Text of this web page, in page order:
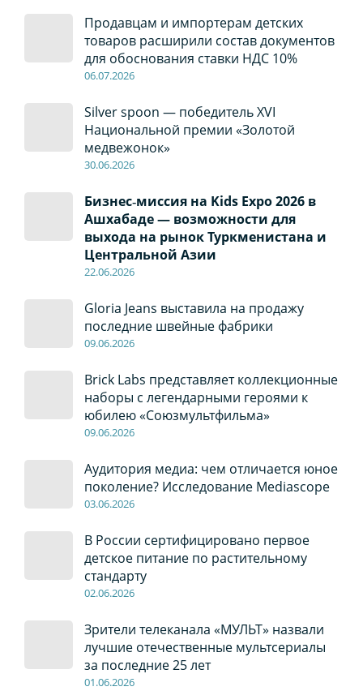
Продавцам и импортерам детских
товаров расширили состав документов
для обоснования ставки НДС 10%
06.07.2026
Silver spoon — победитель XVI
Национальной премии «Золотой
медвежонок»
30.06.2026
Бизнес‑миссия на Kids Expo 2026 в
Ашхабаде — возможности для
выхода на рынок Туркменистана и
Центральной Азии
22.06.2026
Gloria Jeans выставила на продажу
последние швейные фабрики
09.06.2026
Brick Labs представляет коллекционные
наборы с легендарными героями к
юбилею «Союзмультфильма»
09.06.2026
Аудитория медиа: чем отличается юное
поколение? Исследование Mediascope
03.06.2026
В России сертифицировано первое
детское питание по растительному
стандарту
02.06.2026
Зрители телеканала «МУЛЬТ» назвали
лучшие отечественные мультсериалы
за последние 25 лет
01.06.2026